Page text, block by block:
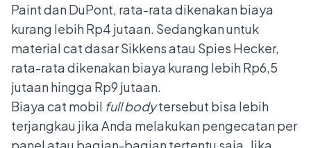
Paint dan DuPont, rata-rata dikenakan biaya
kurang lebih Rp4 jutaan. Sedangkan untuk
material cat dasar Sikkens atau Spies Hecker,
rata-rata dikenakan biaya kurang lebih Rp6,5
jutaan hingga Rp9 jutaan.
Biaya cat mobil full bodytersebut bisa lebih
terjangkau jika Anda melakukanpengecatan per
panel atau bagian-bagian tertentu saja. Jika